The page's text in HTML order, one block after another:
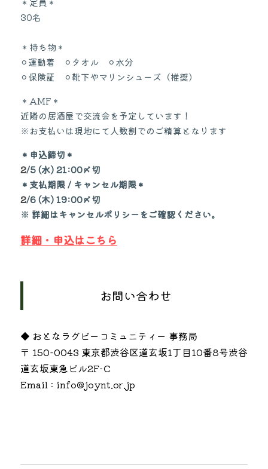
30名
＊持ち物＊
⚪︎運動着　⚪︎タオル　⚪︎水分
⚪︎保険証　⚪︎靴下やマリンシューズ（推奨）
＊AMF＊
近隣の居酒屋で交流会を予定しています！
※お支払いは現地にて人数割でのご精算となります
＊申込締切＊
2/5 (水) 21:00〆切
＊支払期限 / キャンセル期限＊
2/6 (木) 19:00〆切
※ 詳細はキャンセルポリシーをご確認ください。
詳細・申込はこちら
お問い合わせ
◆ おとなラグビーコミュニティー 事務局
〒 150-0043 東京都渋谷区道玄坂1丁目10番8号渋谷
道玄坂東急ビル2F−C
Email : info@joynt.or.jp